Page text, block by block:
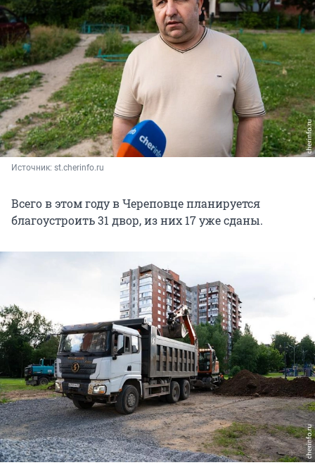
Источник: st.cherinfo.ru
Всего в этом году в Череповце планируется
благоустроить 31 двор, из них 17 уже сданы.